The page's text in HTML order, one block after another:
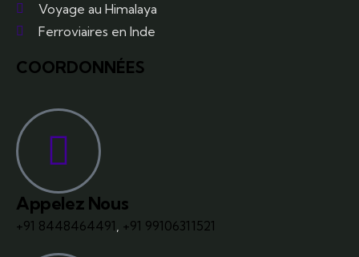
Voyage au Himalaya
Ferroviaires en Inde
COORDONNÉES
Appelez Nous
+91 8448464491, +91 99106311521